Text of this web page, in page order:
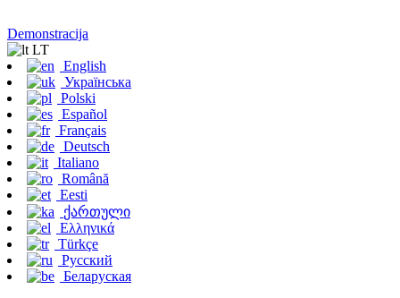
Demonstracija
LT
English
Українська
Polski
Español
Français
Deutsch
Italiano
Română
Eesti
ქართული
Ελληνικά
Türkçe
Русский
Беларуская